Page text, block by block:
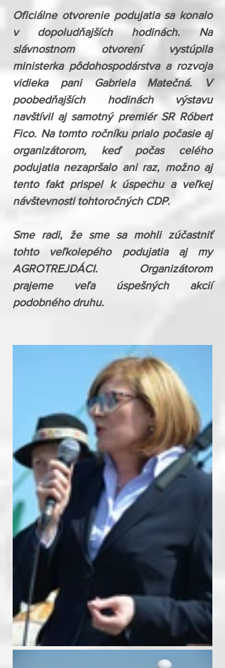
Oficiálne otvorenie podujatia sa konalo
v dopoludňajších hodinách. Na
slávnostnom otvorení vystúpila
ministerka pôdohospodárstva a rozvoja
vidieka pani Gabriela Matečná. V
poobedňajších hodinách výstavu
navštívil aj samotný premiér SR Róbert
Fico. Na tomto ročníku prialo počasie aj
organizátorom, keď počas celého
podujatia nezapršalo ani raz, možno aj
tento fakt prispel k úspechu a veľkej
návštevnosti tohtoročných CDP.
Sme radi, že sme sa mohli zúčastniť
tohto veľkolepého podujatia aj my
AGROTREJDÁCI. Organizátorom
prajeme veľa úspešných akcií
podobného druhu.